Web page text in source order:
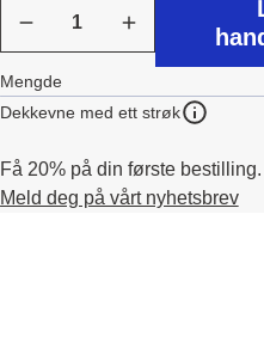
Mengde
Dekkevne med ett strøk
Få 20% på din første bestilling.
Meld deg på vårt nyhetsbrev